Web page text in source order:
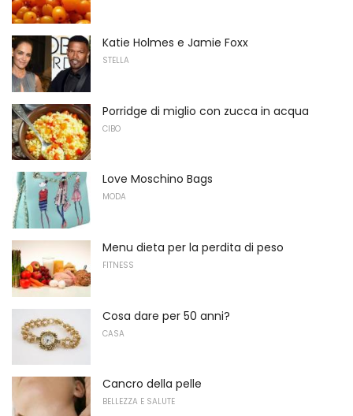
Katie Holmes e Jamie Foxx
STELLA
Porridge di miglio con zucca in acqua
CIBO
Love Moschino Bags
MODA
Menu dieta per la perdita di peso
FITNESS
Cosa dare per 50 anni?
CASA
Cancro della pelle
BELLEZZA E SALUTE